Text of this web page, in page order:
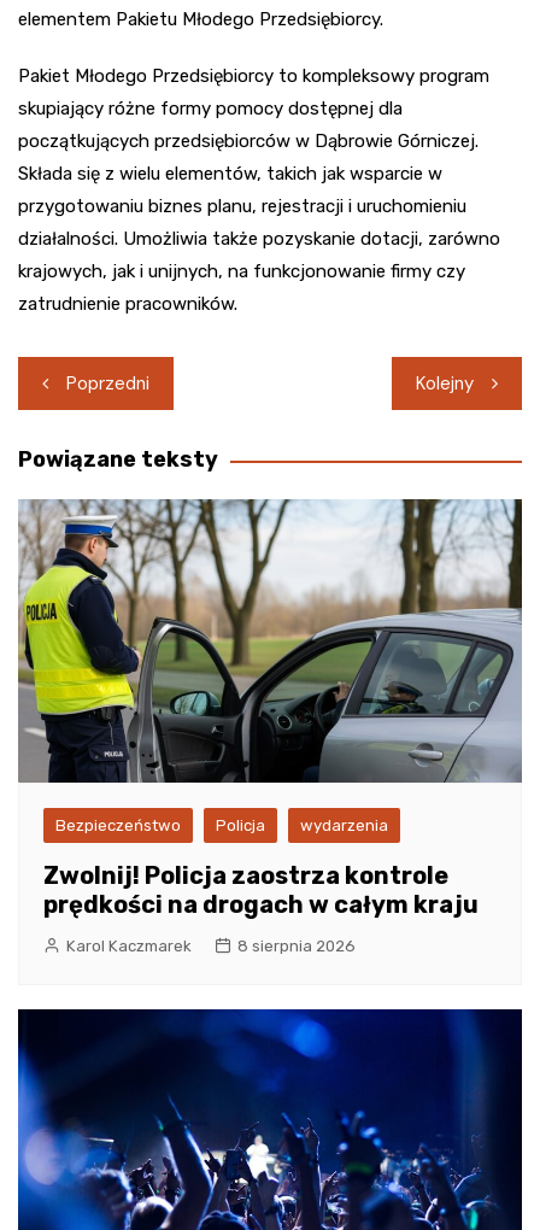
elementem Pakietu Młodego Przedsiębiorcy.
Pakiet Młodego Przedsiębiorcy to kompleksowy program
skupiający różne formy pomocy dostępnej dla
początkujących przedsiębiorców w Dąbrowie Górniczej.
Składa się z wielu elementów, takich jak wsparcie w
przygotowaniu biznes planu, rejestracji i uruchomieniu
działalności. Umożliwia także pozyskanie dotacji, zarówno
krajowych, jak i unijnych, na funkcjonowanie firmy czy
zatrudnienie pracowników.
Nawigacja
wpisu
Poprzedni Kolejny
Powiązane teksty
Bezpieczeństwo Policja wydarzenia
Zwolnij! Policja zaostrza kontrole
prędkości na drogach w całym kraju
Karol Kaczmarek 8 sierpnia 2026